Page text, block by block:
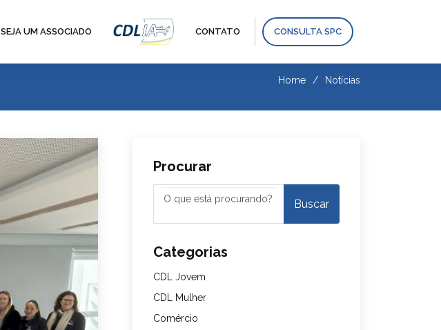
SEJA UM ASSOCIADO CONTATO CONSULTA SPC
Home Notícias
Procurar
Categorias
CDL Jovem
CDL Mulher
Comércio